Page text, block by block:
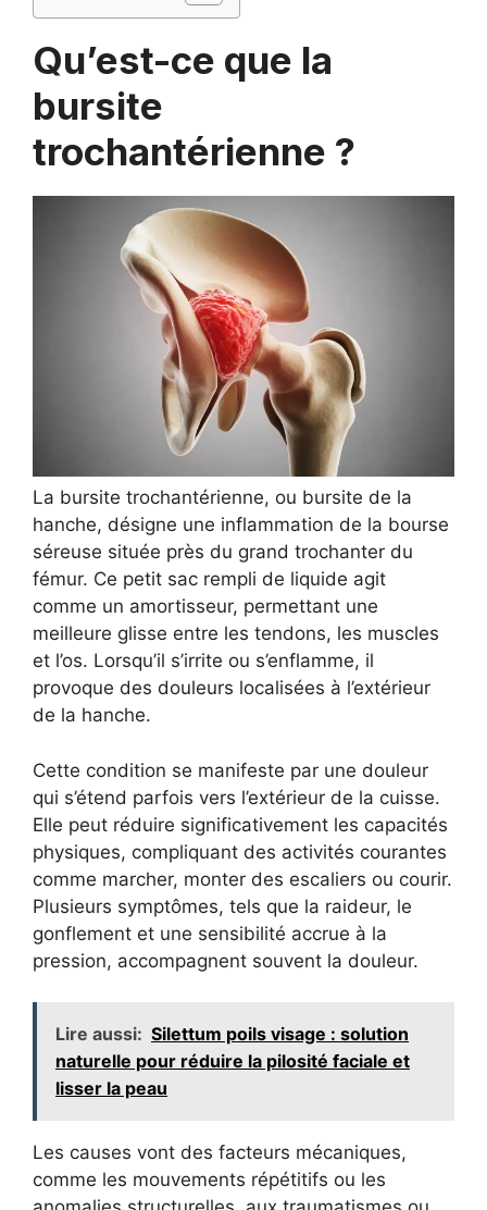
Qu’est-ce que la
bursite
trochantérienne ?
La bursite trochantérienne, ou bursite de la
hanche, désigne une inflammation de la bourse
séreuse située près du grand trochanter du
fémur. Ce petit sac rempli de liquide agit
comme un amortisseur, permettant une
meilleure glisse entre les tendons, les muscles
et l’os. Lorsqu’il s’irrite ou s’enflamme, il
provoque des douleurs localisées à l’extérieur
de la hanche.
Cette condition se manifeste par une douleur
qui s’étend parfois vers l’extérieur de la cuisse.
Elle peut réduire significativement les capacités
physiques, compliquant des activités courantes
comme marcher, monter des escaliers ou courir.
Plusieurs symptômes, tels que la raideur, le
gonflement et une sensibilité accrue à la
pression, accompagnent souvent la douleur.
Lire aussi: Silettum poils visage : solution
naturelle pour réduire la pilosité faciale et
lisser la peau
Les causes vont des facteurs mécaniques,
comme les mouvements répétitifs ou les